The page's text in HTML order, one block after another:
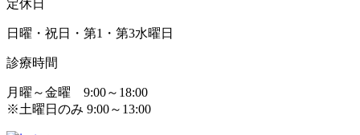
定休日
日曜・祝日・第1・第3水曜日
診療時間
月曜～金曜 9:00～18:00
※土曜日のみ 9:00～13:00